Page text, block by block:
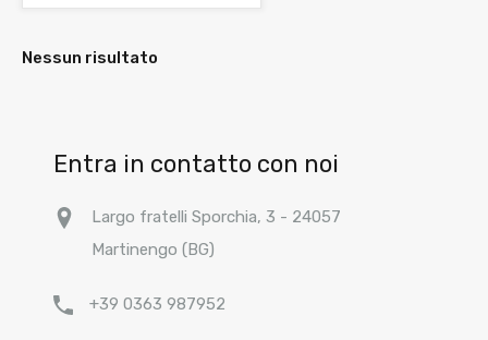
Nessun risultato
Entra in contatto con noi
Largo fratelli Sporchia, 3 - 24057
Martinengo (BG)
+39 0363 987952